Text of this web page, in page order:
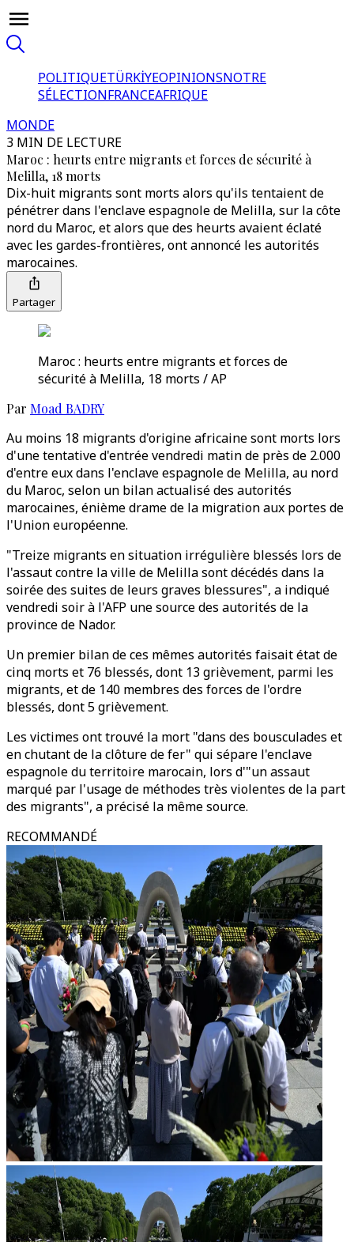
POLITIQUETÜRKİYEOPINIONSNOTRE
SÉLECTIONFRANCEAFRIQUE
MONDE
3 MIN DE LECTURE
Maroc : heurts entre migrants et forces de sécurité à
Melilla, 18 morts
Dix-huit migrants sont morts alors qu'ils tentaient de
pénétrer dans l'enclave espagnole de Melilla, sur la côte
nord du Maroc, et alors que des heurts avaient éclaté
avec les gardes-frontières, ont annoncé les autorités
marocaines.
Partager
Maroc : heurts entre migrants et forces de
sécurité à Melilla, 18 morts / AP
Par Moad BADRY
Au moins 18 migrants d'origine africaine sont morts lors
d'une tentative d'entrée vendredi matin de près de 2.000
d'entre eux dans l'enclave espagnole de Melilla, au nord
du Maroc, selon un bilan actualisé des autorités
marocaines, énième drame de la migration aux portes de
l'Union européenne.
"Treize migrants en situation irrégulière blessés lors de
l'assaut contre la ville de Melilla sont décédés dans la
soirée des suites de leurs graves blessures", a indiqué
vendredi soir à l'AFP une source des autorités de la
province de Nador.
Un premier bilan de ces mêmes autorités faisait état de
cinq morts et 76 blessés, dont 13 grièvement, parmi les
migrants, et de 140 membres des forces de l'ordre
blessés, dont 5 grièvement.
Les victimes ont trouvé la mort "dans des bousculades et
en chutant de la clôture de fer" qui sépare l'enclave
espagnole du territoire marocain, lors d'"un assaut
marqué par l'usage de méthodes très violentes de la part
des migrants", a précisé la même source.
RECOMMANDÉ